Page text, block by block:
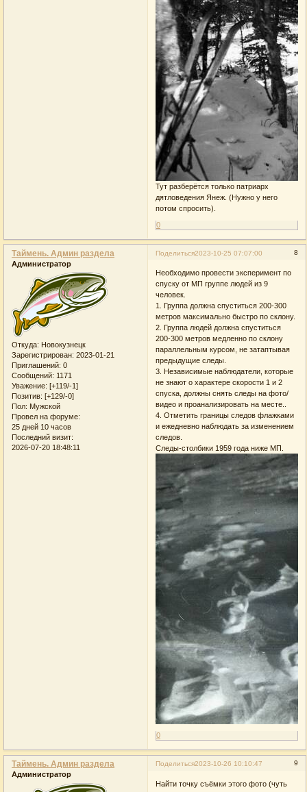
Тут разберётся только патриарх
дятловедения Янеж. (Нужно у него
потом спросить).
0
Поделиться 8
2023-10-25 07:07:00
Таймень. Админ раздела
Администратор
Откуда: Новокузнецк
Зарегистрирован: 2023-01-21
Приглашений: 0
Сообщений: 1171
Уважение: [+119/-1]
Позитив: [+129/-0]
Пол: Мужской
Провел на форуме:
25 дней 10 часов
Последний визит:
2026-07-20 18:48:11
Необходимо провести эксперимент по
спуску от МП группе людей из 9
человек.
1. Группа должна спуститься 200-300
метров максимально быстро по склону.
2. Группа людей должна спуститься
200-300 метров медленно по склону
параллельным курсом, не затаптывая
предыдущие следы.
3. Независимые наблюдатели, которые
не знают о характере скорости 1 и 2
спуска, должны снять следы на фото/
видео и проанализировать на месте..
4. Отметить границы следов флажками
и ежедневно наблюдать за изменением
следов.
Следы-столбики 1959 года ниже МП.
0
Поделиться 9
2023-10-26 10:10:47
Таймень. Админ раздела
Администратор
Найти точку съёмки этого фото (чуть